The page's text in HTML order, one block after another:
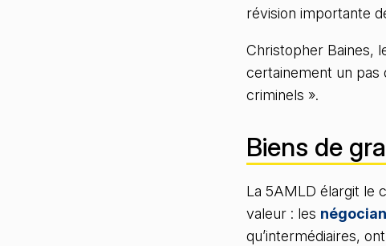
révision importante
Christopher Baines,
certainement un pas
criminels ».
Biens de
La 5AMLD élargit le
valeur : les
qu’intermédiaires,